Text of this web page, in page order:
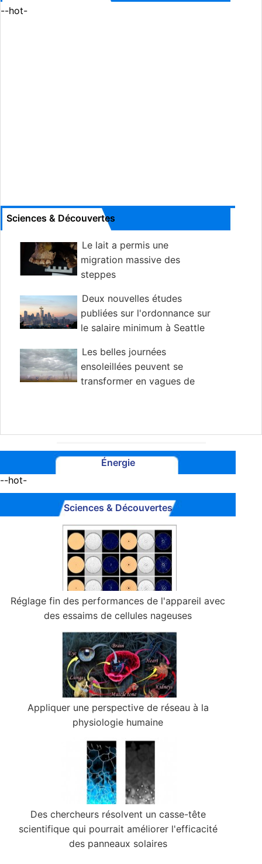
--hot-
Sciences & Découvertes
Le lait a permis une
migration massive des
steppes
Deux nouvelles études
publiées sur l'ordonnance sur
le salaire minimum à Seattle
Les belles journées
ensoleillées peuvent se
transformer en vagues de
Énergie
--hot-
Sciences & Découvertes
Réglage fin des performances de l'appareil avec
des essaims de cellules nageuses
Appliquer une perspective de réseau à la
physiologie humaine
Des chercheurs résolvent un casse-tête
scientifique qui pourrait améliorer l'efficacité
des panneaux solaires